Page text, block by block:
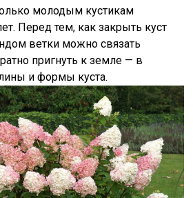
молодым кустикам
Перед тем, как закрыть куст
ветки можно связать
пригнуть к земле — в
и формы куста.